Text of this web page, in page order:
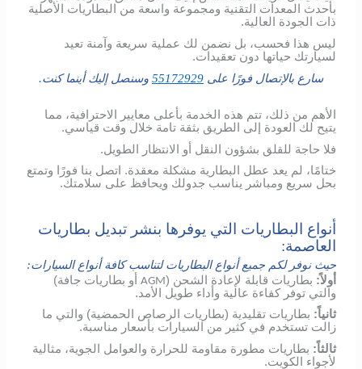
بأحدث المعدات التقنية ومجموعة واسعة من البطاريات الأصلية
ذات الجودة العالية.
ليس هذا فحسب، بل نضمن لك عملية سريعة وآمنة تعيد
لسيارتك حياتها دون تعقيدات.
سارع بالإتصال فورًا على 55172929 وسنصل إليك أينما كنت.
الأهم من ذلك، تتم هذه الخدمة بأعلى معايير الاحترافية، مما
يتيح لك العودة إلى الطريق بثقة تامة خلال وقت قياسي.
فلا حاجة للقلق بشؤون النقل أو الانتظار الطويل.
ختامًا، لم يعد عطل البطارية مشكلة معقدة. اتصل بنا فورًا وتمتع
بحل سريع ومباشر يناسب جدولك ويحافظ على سلامتك.
أنواع البطاريات التي يوفرها بنشر تبديل بطاريات
العاصمة:
حيث نوفر لكم جميع أنواع البطاريات لتناسب كافة أنواع السيارات:
أولاً: بطاريات قابلة لإعادة الشحن (AGM أو بطاريات جافة)
والتي توفر كفاءة عالية وأداء طويل الأمد.
ثانياً: بطاريات تقليدية (بطاريات الرصاص الحمضية) والتي ما
زالت تستخدم في كثير من السيارات بأسعار مناسبة.
ثالثاً: بطاريات مطورة مقاومة للحرارة والعوامل الجوية، مثالية
لأجواء الكويت.